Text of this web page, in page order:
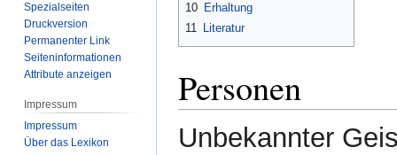
10 Erhaltung
11
Literatur
Personen
Unbekannter
Spezialseiten
Druckversion
Permanenter Link
Seiten­­informationen
Attribute anzeigen
Impressum
Impressum
Über das Lexikon